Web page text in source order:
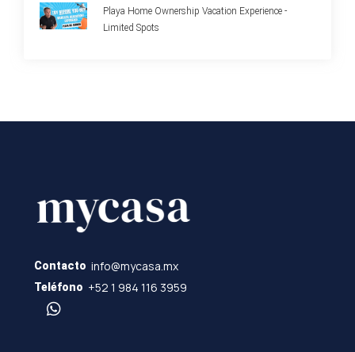
Playa Home Ownership Vacation Experience -
Limited Spots
Contacto info@mycasa.mx
Teléfono +52 1 984 116 3959